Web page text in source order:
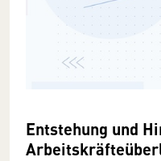
Entstehung und